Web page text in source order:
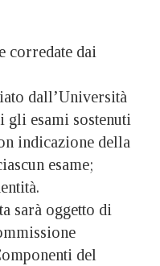
corredate dai
dall’Università
esami sostenuti
indicazione della
esame;
sarà oggetto di
del